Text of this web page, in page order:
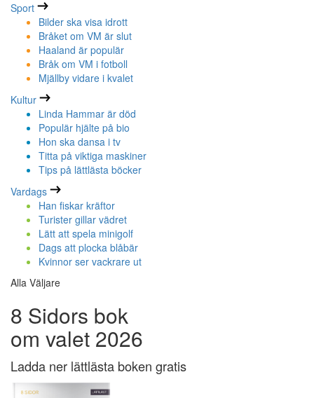
Sport
Bilder ska visa idrott
Bråket om VM är slut
Haaland är populär
Bråk om VM i fotboll
Mjällby vidare i kvalet
Kultur
Linda Hammar är död
Populär hjälte på bio
Hon ska dansa i tv
Titta på viktiga maskiner
Tips på lättlästa böcker
Vardags
Han fiskar kräftor
Turister gillar vädret
Lätt att spela minigolf
Dags att plocka blåbär
Kvinnor ser vackrare ut
Alla Väljare
8 Sidors bok
om valet 2026
Ladda ner lättlästa boken gratis